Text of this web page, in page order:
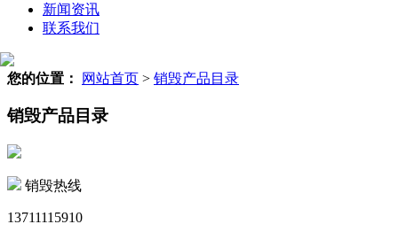
新闻资讯
联系我们
您的位置： 网站首页 > 销毁产品目录
销毁产品目录
销毁热线
13711115910